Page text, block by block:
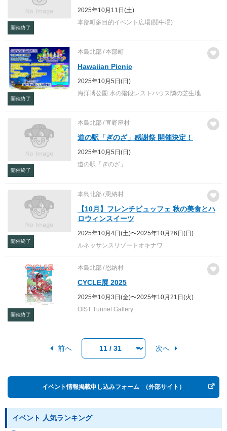
開催終了
2025年10月11日(土)
本部町多目的イベント広場(闘牛場)
開催終了
本島北部 本部町
Hawaiian Picnic
2025年10月5日(日)
海洋博公園 水の階段レストハウス隣の芝生地
開催終了
本島北部 宜野座村
道の駅「ぎのざ」感謝祭 開催決定！
2025年10月5日(日)
道の駅「ぎのざ」
開催終了
本島北部 恩納村
【10月】フレンチビュッフェ 秋の美食とハ
ロウィンスイーツ
2025年10月4日(土)〜2025年10月26日(日)
ルネッサンスリゾートオキナワ
開催終了
本島北部 恩納村
CYCLE展 2025
2025年10月3日(金)〜2025年10月21日(火)
OIST Tunnel Gallery
前へ 次へ
イベント情報掲載申し込みフォーム （外部サイト）
イベント 人気ランキング